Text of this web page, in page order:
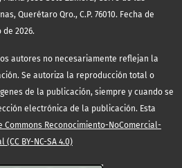
Querétaro Qro., C.P. 76010. Fecha de
2026.
autores no necesariamente reflejan la
Se autoriza la reproducción total o
de la publicación, siempre y cuando se
electrónica de la publicación. Esta
Commons Reconocimiento-NoComercial-
BY-NC-SA 4.0)